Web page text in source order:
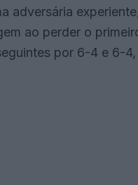
adversária
ao perder o
por 6-4 e 6-